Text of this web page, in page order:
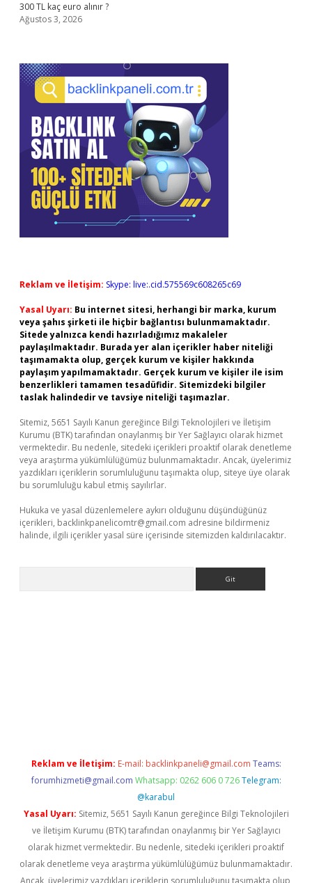
300 TL kaç euro alınır ?
Ağustos 3, 2026
Reklam ve İletişim: Skype: live:.cid.575569c608265c69
Yasal Uyarı: Bu internet sitesi, herhangi bir marka, kurum
veya şahıs şirketi ile hiçbir bağlantısı bulunmamaktadır.
Sitede yalnızca kendi hazırladığımız makaleler
paylaşılmaktadır. Burada yer alan içerikler haber niteliği
taşımamakta olup, gerçek kurum ve kişiler hakkında
paylaşım yapılmamaktadır. Gerçek kurum ve kişiler ile isim
benzerlikleri tamamen tesadüfidir. Sitemizdeki bilgiler
taslak halindedir ve tavsiye niteliği taşımazlar.
Sitemiz, 5651 Sayılı Kanun gereğince Bilgi Teknolojileri ve İletişim
Kurumu (BTK) tarafından onaylanmış bir Yer Sağlayıcı olarak hizmet
vermektedir. Bu nedenle, sitedeki içerikleri proaktif olarak denetleme
veya araştırma yükümlülüğümüz bulunmamaktadır. Ancak, üyelerimiz
yazdıkları içeriklerin sorumluluğunu taşımakta olup, siteye üye olarak
bu sorumluluğu kabul etmiş sayılırlar.
Hukuka ve yasal düzenlemelere aykırı olduğunu düşündüğünüz
içerikleri, backlinkpanelicomtr@gmail.com adresine bildirmeniz
halinde, ilgili içerikler yasal süre içerisinde sitemizden kaldırılacaktır.
Reklam ve İletişim: E-mail: backlinkpaneli@gmail.com Teams:
forumhizmeti@gmail.com Whatsapp: 0262 606 0 726 Telegram:
@karabul
Yasal Uyarı: Sitemiz, 5651 Sayılı Kanun gereğince Bilgi Teknolojileri
ve İletişim Kurumu (BTK) tarafından onaylanmış bir Yer Sağlayıcı
olarak hizmet vermektedir. Bu nedenle, sitedeki içerikleri proaktif
olarak denetleme veya araştırma yükümlülüğümüz bulunmamaktadır.
Ancak, üyelerimiz yazdıkları içeriklerin sorumluluğunu taşımakta olup,